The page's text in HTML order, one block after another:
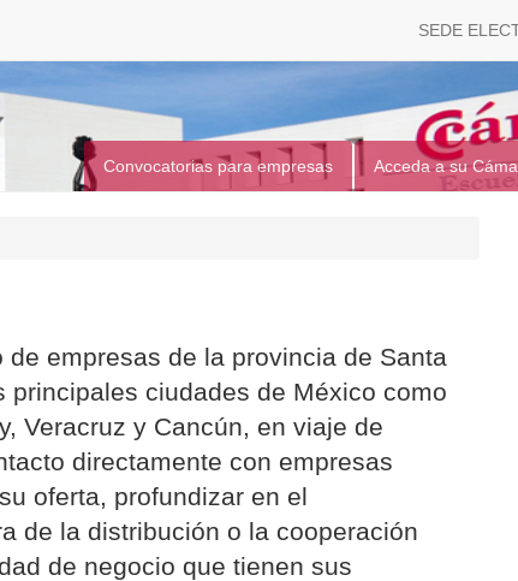
SEDE
Convocatorias para empresas Acceda a su
empresas de la provincia de Santa
principales ciudades de México como
Veracruz y Cancún, en viaje de
directamente con empresas
oferta, profundizar en el
de la distribución o la cooperación
de negocio que tienen sus